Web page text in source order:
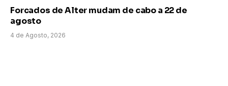
Forcados de Alter mudam de cabo a 22 de
agosto
4 de Agosto, 2026